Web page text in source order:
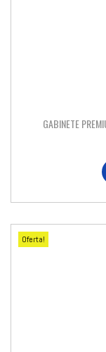
GABINETE
Oferta!